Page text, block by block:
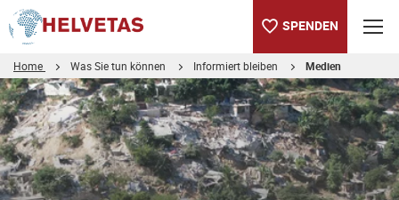
SPENDEN
Home Was Sie tun können Informiert bleiben Medien
Inhaltsverzeichnis
Die Haiti-Erdebenhilfe wirkt bis heute nach
Für Rückfragen: